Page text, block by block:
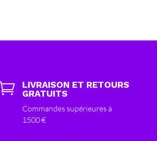

LIVRAISON ET RETOURS
GRATUITS
Commandes supérieures à
1500 €